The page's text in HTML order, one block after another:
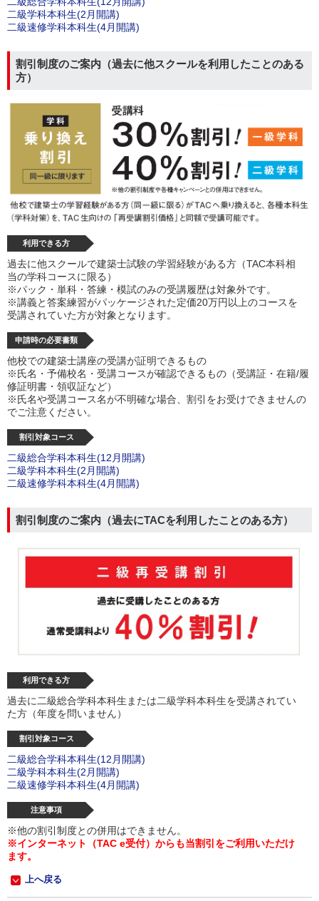
二級学科本科生(2月開講)
二級速修学科本科生(4月開講)
割引制度のご案内（過去に他スクールを利用したことのある
方）
利用できる方
過去に他スクールで建築士試験の学習経験がある方（TAC本科相
当の学科コースに限る）
※パック・単科・答練・模試のみの受講履歴は対象外です。
※講義と答案練習がパッケージされた定価20万円以上のコースを
受講されていた方が対象となります。
申請時の必要書類
他校での建築士講座の受講が証明できるもの
※氏名・予備校名・受講コースが確認できるもの（受講証・在籍/履
修証明書・領収証など）
※氏名や受講コース名が不明確な場合、割引をお受けできませんの
でご注意ください。
割引対象コース
二級総合学科本科生(12月開講)
二級学科本科生(2月開講)
二級速修学科本科生(4月開講)
割引制度のご案内（過去にTACを利用したことのある方）
利用できる方
過去に二級総合学科本科生または二級学科本科生を受講されてい
た方（年度を問いません）
割引対象コース
二級総合学科本科生(12月開講)
二級学科本科生(2月開講)
二級速修学科本科生(4月開講)
注意事項
※他の割引制度との併用はできません。
※インターネット（TAC e受付）からも当割引をご利用いただけ
ます。
上へ戻る